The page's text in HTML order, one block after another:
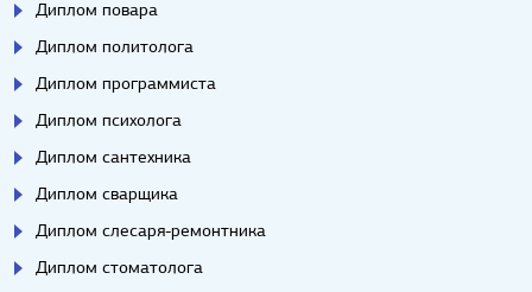
Диплом повара
Диплом политолога
Диплом программиста
Диплом психолога
Диплом сантехника
Диплом сварщика
Диплом слесаря-ремонтника
Диплом стоматолога